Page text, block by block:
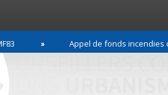
Appel de fonds incendies de forêt